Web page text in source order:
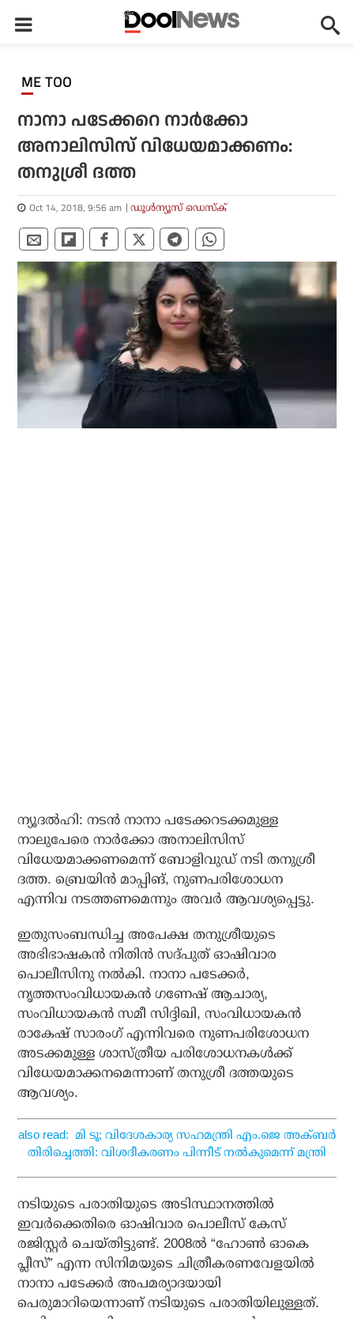
ME TOO
നാനാ പടേക്കറെ നാര്‍ക്കോ
അനാലിസിസ് വിധേയമാക്കണം:
തനുശ്രീ ദത്ത
Oct 14, 2018, 9:56 am ഡൂള്‍ന്യൂസ് ഡെസ്‌ക്
ന്യൂദല്‍ഹി: നടന്‍ നാനാ പടേക്കറടക്കമുള്ള
നാലുപേരെ നാര്‍ക്കോ അനാലിസിസ്
വിധേയമാക്കണമെന്ന് ബോളിവുഡ് നടി തനുശ്രീ
ദത്ത. ബ്രെയിന്‍ മാപ്പിങ്, നുണപരിശോധന
എന്നിവ നടത്തണമെന്നും അവര്‍ ആവശ്യപ്പെട്ടു.
ഇതുസംബന്ധിച്ച അപേക്ഷ തനുശ്രീയുടെ
അഭിഭാഷകന്‍ നിതിന്‍ സദ്പുത് ഓഷിവാര
പൊലീസിനു നല്‍കി. നാനാ പടേക്കര്‍,
നൃത്തസംവിധായകന്‍ ഗണേഷ് ആചാര്യ,
സംവിധായകന്‍ സമീ സിദ്ദിഖി, സംവിധായകന്‍
രാകേഷ് സാരംഗ് എന്നിവരെ നുണപരിശോധന
അടക്കമുള്ള ശാസ്ത്രീയ പരിശോധനകള്‍ക്ക്
വിധേയമാക്കനമെന്നാണ് തനുശ്രീ ദത്തയുടെ
ആവശ്യം.
also read: മി ടൂ; വിദേശകാര്യ സഹമന്ത്രി എം.ജെ അക്ബര്‍
തിരിച്ചെത്തി: വിശദീകരണം പിന്നീട് നല്‍കുമെന്ന് മന്ത്രി
നടിയുടെ പരാതിയുടെ അടിസ്ഥാനത്തില്‍
ഇവര്‍ക്കെതിരെ ഓഷിവാര പൊലീസ് കേസ്
രജിസ്റ്റര്‍ ചെയ്തിട്ടുണ്ട്. 2008ല്‍ “ഹോണ്‍ ഓകെ
പ്ലീസ്” എന്ന സിനിമയുടെ ചിത്രീകരണവേളയില്‍
നാനാ പടേക്കര്‍ അപമര്യാദയായി
പെരുമാറിയെന്നാണ് നടിയുടെ പരാതിയിലുള്ളത്.